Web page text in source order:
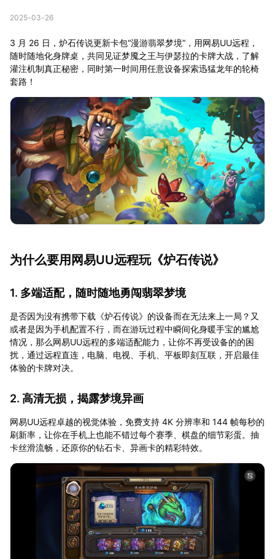
2025-03-26
3 月 26 日，炉石传说更新卡包“漫游翡翠梦境”，用网易UU远程，
随时随地化身牌桌，共同见证梦魇之王与伊瑟拉的卡牌大战，了解
灌注机制真正秘密，同时第一时间用任意设备探索迅猛龙年的轮椅
套路！
为什么要用网易UU远程玩《炉石传说》
1. 多端适配，随时随地勇闯翡翠梦境
是否因为没有携带下载《炉石传说》的设备而在无法来上一局？又
或者是因为手机配置不行，而在游玩过程中瞬间化身暖手宝的尴尬
情况，那么网易UU远程的多端适配能力，让你不再受设备的的困
扰，通过远程直连，电脑、电视、手机、平板即刻互联，开启最佳
体验的卡牌对决。
2. 高清无损，揭露梦境异画
网易UU远程卓越的视觉体验，免费支持 4K 分辨率和 144 帧每秒的
刷新率，让你在手机上也能不错过每个赛季、棋盘的细节彩蛋。抽
卡丝滑流畅，还原你的钻石卡、异画卡的精彩特效。